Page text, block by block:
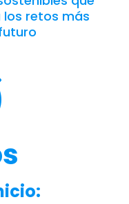
retos más